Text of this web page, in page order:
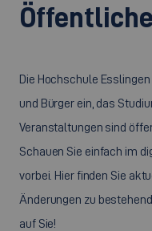
Die Hochschule
und Bürger ein, das
Veranstaltungen sind
Schauen Sie einfach im
vorbei. Hier finden Sie
Änderungen zu
auf Sie!